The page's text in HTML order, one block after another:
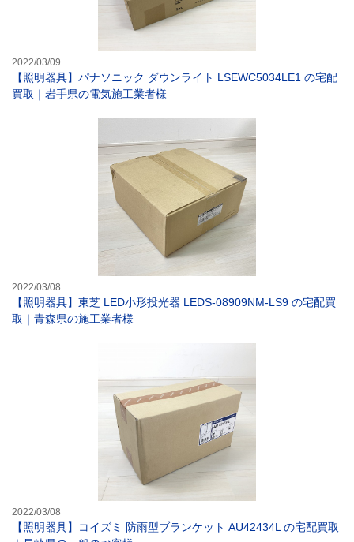
2022/03/09
【照明器具】パナソニック ダウンライト LSEWC5034LE1 の宅配
買取｜岩手県の電気施工業者様
2022/03/08
【照明器具】東芝 LED小形投光器 LEDS-08909NM-LS9 の宅配買
取｜青森県の施工業者様
2022/03/08
【照明器具】コイズミ 防雨型ブランケット AU42434L の宅配買取